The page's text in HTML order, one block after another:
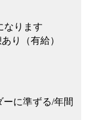
なります
り（有給）
に準ずる/年間